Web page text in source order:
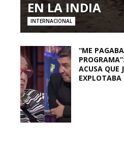
EN LA INDIA
INTERNACIONAL
“ME
ACUSA QUE
EXPLOTABA